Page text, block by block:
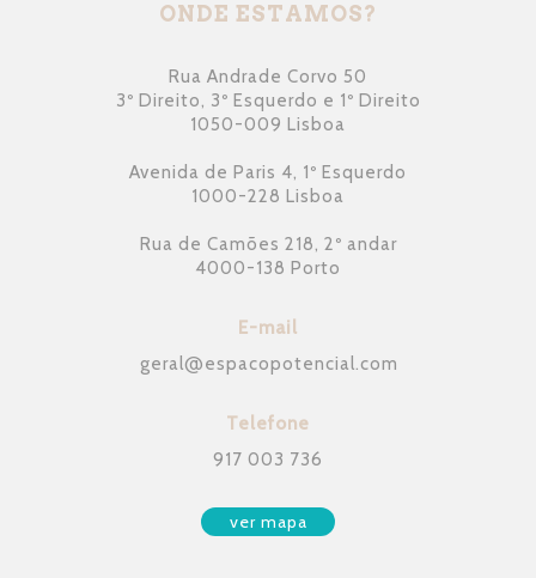
ONDE ESTAMOS?
Rua Andrade Corvo 50
3º Direito, 3º Esquerdo e 1º Direito
1050-009 Lisboa
Avenida de Paris 4, 1º Esquerdo
1000-228 Lisboa
Rua de Camões 218, 2º andar
4000-138 Porto
E-mail
geral@espacopotencial.com
Telefone
917 003 736
ver mapa